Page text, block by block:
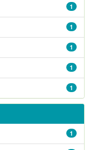
1
1
1
1
1
1